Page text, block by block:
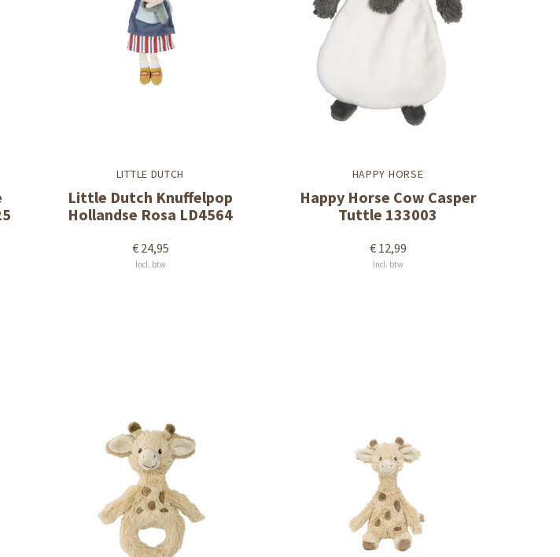
LITTLE DUTCH
Little Dutch Knuffelpop
Hollandse Rosa LD4564
€ 24,95
Incl. btw
HAPPY HORSE
Happy Horse Cow Casper
Tuttle 133003
€ 12,99
Incl. btw